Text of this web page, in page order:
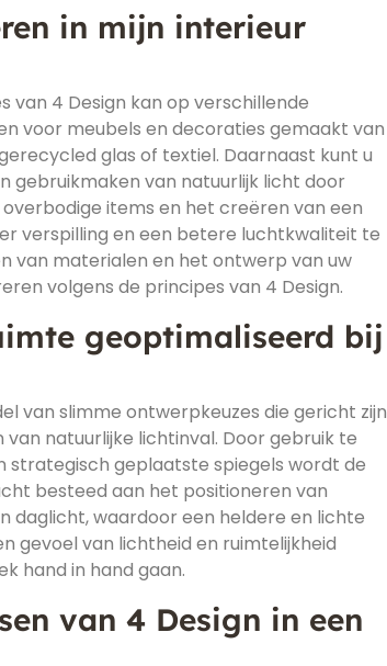
in mijn interieur
van 4 Design kan op verschillende
voor meubels en decoraties gemaakt van
glas of textiel. Daarnaast kunt u
gebruikmaken van natuurlijk licht door
items en het creëren van een
verspilling en een betere luchtkwaliteit te
van materialen en het ontwerp van uw
volgens de principes van 4 Design.
geoptimaliseerd bij
van slimme ontwerpkeuzes die gericht zijn
natuurlijke lichtinval. Door gebruik te
strategisch geplaatste spiegels wordt de
besteed aan het positioneren van
daglicht, waardoor een heldere en lichte
gevoel van lichtheid en ruimtelijkheid
hand in hand gaan.
van 4 Design in een